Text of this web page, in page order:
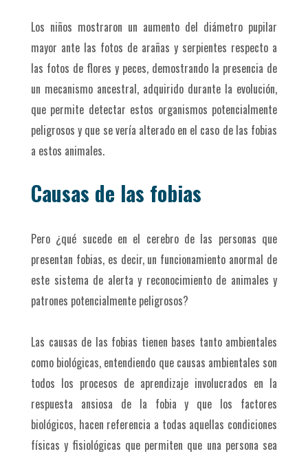
Los niños mostraron un aumento del diámetro pupilar
mayor ante las fotos de arañas y serpientes respecto a
las fotos de flores y peces, demostrando la presencia de
un mecanismo ancestral, adquirido durante la evolución,
que permite detectar estos organismos potencialmente
peligrosos y que se vería alterado en el caso de las fobias
a estos animales.
Causas de las fobias
Pero ¿qué sucede en el cerebro de las personas que
presentan fobias, es decir, un funcionamiento anormal de
este sistema de alerta y reconocimiento de animales y
patrones potencialmente peligrosos?
Las causas de las fobias tienen bases tanto ambientales
como biológicas, entendiendo que causas ambientales son
todos los procesos de aprendizaje involucrados en la
respuesta ansiosa de la fobia y que los factores
biológicos, hacen referencia a todas aquellas condiciones
físicas y fisiológicas que permiten que una persona sea